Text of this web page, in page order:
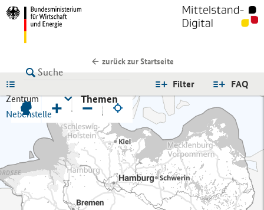
zurück zur Startseite
FAQ
Filter
Zentrum
Nebenstelle
Themen
+ −